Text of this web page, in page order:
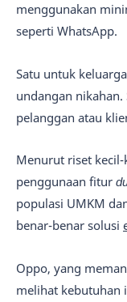
menggunakan
seperti WhatsApp.
Satu untuk
undangan
pelanggan atau
Menurut riset
penggunaan fitur
populasi UMKM
benar-benar solusi
Oppo, yang
melihat kebutuhan